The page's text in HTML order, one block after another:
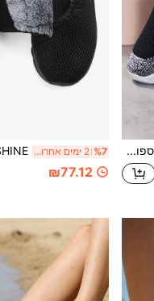
סנדלים שטוחים לנשים, נעלי ספורט לנשים %7 2 ימים אחרונים
₪77.12